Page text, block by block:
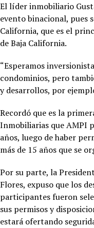
El líder inmobiliario
evento binacional, pues
California, que es el
de Baja California.
“Esperamos
condominios, pero
y desarrollos, por
Recordó que es la
Inmobiliarias que AMPI
años, luego de haber
más de 15 años que se
Por su parte, la
Flores, expuso que los
participantes fueron
sus permisos y
estará ofertando